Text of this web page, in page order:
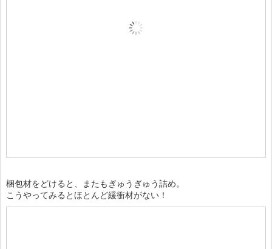
梱包材をどけると、またもぎゅうぎゅう詰め。
こうやってみるとほとんど緩衝材がない！